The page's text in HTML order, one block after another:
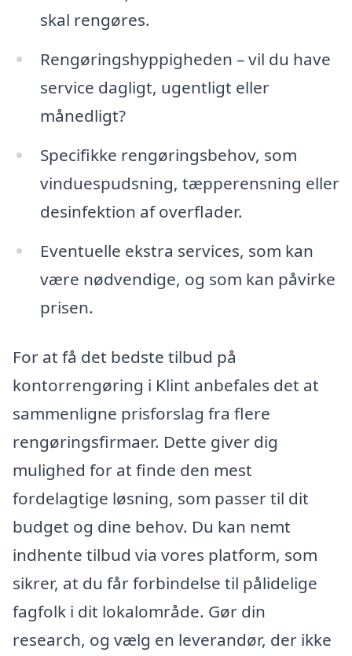
skal rengøres.
Rengøringshyppigheden – vil du have
service dagligt, ugentligt eller
månedligt?
Specifikke rengøringsbehov, som
vinduespudsning, tæpperensning eller
desinfektion af overflader.
Eventuelle ekstra services, som kan
være nødvendige, og som kan påvirke
prisen.
For at få det bedste tilbud på
kontorrengøring i Klint anbefales det at
sammenligne prisforslag fra flere
rengøringsfirmaer. Dette giver dig
mulighed for at finde den mest
fordelagtige løsning, som passer til dit
budget og dine behov. Du kan nemt
indhente tilbud via vores platform, som
sikrer, at du får forbindelse til pålidelige
fagfolk i dit lokalområde. Gør din
research, og vælg en leverandør, der ikke